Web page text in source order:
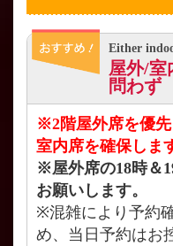
Either
屋外/
問わず
※2階屋外席を優
室内席を確保しま
※屋外席の18時＆
お願いします。
※混雑により予約
め、当日予約はお